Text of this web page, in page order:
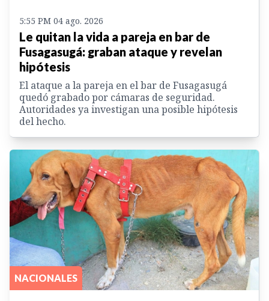
5:55 PM 04 ago. 2026
Le quitan la vida a pareja en bar de
Fusagasugá: graban ataque y revelan
hipótesis
El ataque a la pareja en el bar de Fusagasugá
quedó grabado por cámaras de seguridad.
Autoridades ya investigan una posible hipótesis
del hecho.
NACIONALES